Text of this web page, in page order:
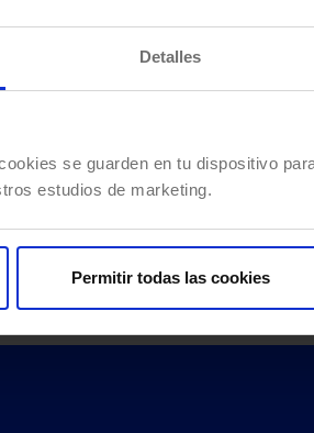
Detalles
se guarden en tu dispositivo
estudios de marketing.
Permitir todas las cookies